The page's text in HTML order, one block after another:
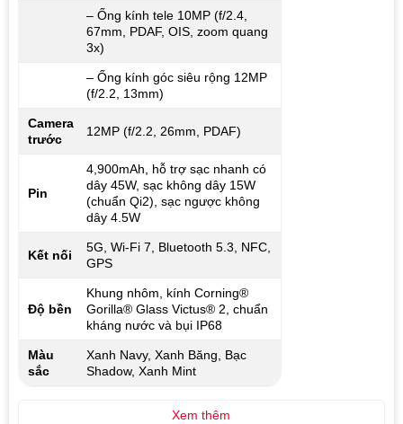
– Ống kính tele 10MP (f/2.4,
67mm, PDAF, OIS, zoom quang
3x)
– Ống kính góc siêu rộng 12MP
(f/2.2, 13mm)
Camera
trước
12MP (f/2.2, 26mm, PDAF)
Pin
4,900mAh, hỗ trợ sạc nhanh có
dây 45W, sạc không dây 15W
(chuẩn Qi2), sạc ngược không
dây 4.5W
Kết nối
5G, Wi-Fi 7, Bluetooth 5.3, NFC,
GPS
Độ bền
Khung nhôm, kính Corning®
Gorilla® Glass Victus® 2, chuẩn
kháng nước và bụi IP68
Màu
sắc
Xanh Navy, Xanh Băng, Bạc
Shadow, Xanh Mint
Xem thêm